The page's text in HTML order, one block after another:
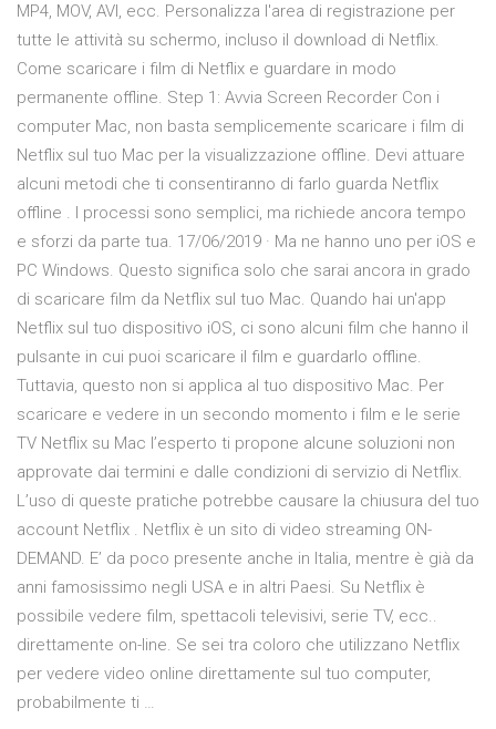
MP4, MOV, AVI, ecc. Personalizza l'area di registrazione per
tutte le attività su schermo, incluso il download di Netflix.
Come scaricare i film di Netflix e guardare in modo
permanente offline. Step 1: Avvia Screen Recorder Con i
computer Mac, non basta semplicemente scaricare i film di
Netflix sul tuo Mac per la visualizzazione offline. Devi attuare
alcuni metodi che ti consentiranno di farlo guarda Netflix
offline . I processi sono semplici, ma richiede ancora tempo
e sforzi da parte tua. 17/06/2019 · Ma ne hanno uno per iOS e
PC Windows. Questo significa solo che sarai ancora in grado
di scaricare film da Netflix sul tuo Mac. Quando hai un'app
Netflix sul tuo dispositivo iOS, ci sono alcuni film che hanno il
pulsante in cui puoi scaricare il film e guardarlo offline.
Tuttavia, questo non si applica al tuo dispositivo Mac. Per
scaricare e vedere in un secondo momento i film e le serie
TV Netflix su Mac l’esperto ti propone alcune soluzioni non
approvate dai termini e dalle condizioni di servizio di Netflix.
L’uso di queste pratiche potrebbe causare la chiusura del tuo
account Netflix . Netflix è un sito di video streaming ON-
DEMAND. E’ da poco presente anche in Italia, mentre è già da
anni famosissimo negli USA e in altri Paesi. Su Netflix è
possibile vedere film, spettacoli televisivi, serie TV, ecc..
direttamente on-line. Se sei tra coloro che utilizzano Netflix
per vedere video online direttamente sul tuo computer,
probabilmente ti …